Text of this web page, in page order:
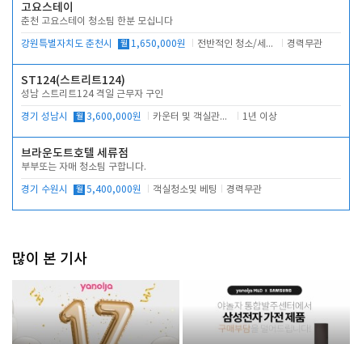
고요스테이
춘천 고요스테이 청소팀 한분 모십니다
강원특별자치도 춘천시 월 1,650,000원 전반적인 청소/세탁업무 경력무관
ST124(스트리트124)
성남 스트리트124 격일 근무자 구인
경기 성남시 월 3,600,000원 카운터 및 객실관리 전반 1년 이상
브라운도트호텔 세류점
부부또는 자매 청소팀 구합니다.
경기 수원시 월 5,400,000원 객실청소및 베팅 경력무관
많이 본 기사